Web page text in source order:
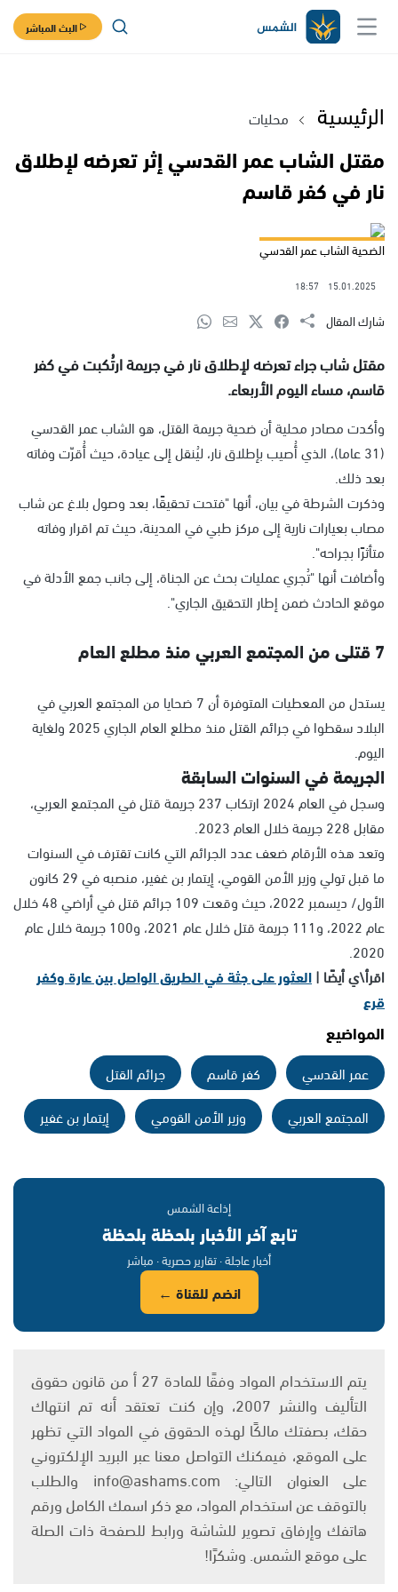
البث المباشر
الرئيسية محليات
مقتل الشاب عمر القدسي إثر تعرضه لإطلاق
نار في كفر قاسم
الضحية الشاب عمر القدسي
15.01.2025
18:57
شارك المقال
مقتل شاب جراء تعرضه لإطلاق نار في جريمة ارتُكبت في كفر
قاسم، مساء اليوم الأربعاء.
وأكدت مصادر محلية أن ضحية جريمة القتل، هو الشاب عمر القدسي
(31 عاما)، الذي أُصيب بإطلاق نار، ليُنقل إلى عيادة، حيث أُقرّت وفاته
بعد ذلك.
وذكرت الشرطة في بيان، أنها "فتحت تحقيقًا، بعد وصول بلاغ عن شاب
مصاب بعيارات نارية إلى مركز طبي في المدينة، حيث تم اقرار وفاته
متأثرًا بجراحه".
وأضافت أنها "تُجري عمليات بحث عن الجناة، إلى جانب جمع الأدلة في
موقع الحادث ضمن إطار التحقيق الجاري".
7 قتلى من المجتمع العربي منذ مطلع العام
يستدل من المعطيات المتوفرة أن 7 ضحايا من المجتمع العربي في
البلاد سقطوا في جرائم القتل منذ مطلع العام الجاري 2025 ولغاية
اليوم.
الجريمة في السنوات السابقة
وسجل في العام 2024 ارتكاب 237 جريمة قتل في المجتمع العربي،
مقابل 228 جريمة خلال العام 2023.
وتعد هذه الأرقام ضعف عدد الجرائم التي كانت تقترف في السنوات
ما قبل تولي وزير الأمن القومي، إيتمار بن غفير، منصبه في 29 كانون
الأول/ ديسمبر 2022، حيث وقعت 109 جرائم قتل في أراضي 48 خلال
عام 2022، و111 جريمة قتل خلال عام 2021، و100 جريمة خلال عام
2020.
اقرأ\ي أيضًا |العثور على جثة في الطريق الواصل بين عارة وكفر
قرع
المواضيع
عمر القدسي كفر قاسم
جرائم القتل
المجتمع العربي
وزير الأمن القومي إيتمار بن غفير
إذاعة الشمس
تابع آخر الأخبار بلحظة بلحظة
أخبار عاجلة · تقارير حصرية · مباشر
انضم للقناة ←
يتم الاستخدام المواد وفقًا للمادة 27 أ من قانون حقوق
التأليف والنشر 2007، وإن كنت تعتقد أنه تم انتهاك
حقك، بصفتك مالكًا لهذه الحقوق في المواد التي تظهر
على الموقع، فيمكنك التواصل معنا عبر البريد الإلكتروني
على العنوان التالي: info@ashams.com والطلب
بالتوقف عن استخدام المواد، مع ذكر اسمك الكامل ورقم
هاتفك وإرفاق تصوير للشاشة ورابط للصفحة ذات الصلة
على موقع الشمس. وشكرًا!